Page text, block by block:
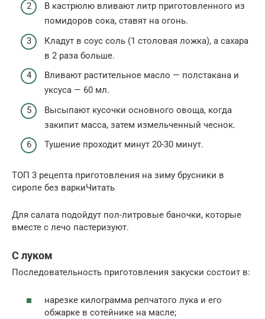
В кастрюлю вливают литр приготовленного из
помидоров сока, ставят на огонь.
Кладут в соус соль (1 столовая ложка), а сахара
в 2 раза больше.
Вливают растительное масло — полстакана и
уксуса — 60 мл.
Высыпают кусочки основного овоща, когда
закипит масса, затем измельченный чеснок.
Тушение проходит минут 20-30 минут.
ТОП 3 рецепта приготовления на зиму брусники в
сиропе без варкиЧитать
Для салата подойдут пол-литровые баночки, которые
вместе с лечо пастеризуют.
С луком
Последовательность приготовления закуски состоит в:
нарезке килограмма репчатого лука и его
обжарке в сотейнике на масле;